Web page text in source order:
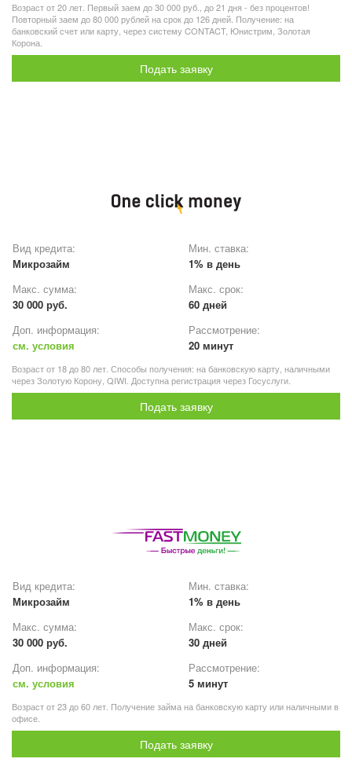
Возраст от 20 лет. Первый заем до 30 000 руб., до 21 дня - без процентов!
Повторный заем до 80 000 рублей на срок до 126 дней. Получение: на
банковский счет или карту, через систему CONTACT, Юнистрим, Золотая
Корона.
Подать заявку
Вид кредита:
Микрозайм
Мин. ставка:
1% в день
Макс. сумма:
30 000 руб.
Макс. срок:
60 дней
Доп. информация:
см. условия
Рассмотрение:
20 минут
Возраст от 18 до 80 лет. Способы получения: на банковскую карту, наличными
через Золотую Корону, QIWI. Доступна регистрация через Госуслуги.
Подать заявку
Вид кредита:
Микрозайм
Мин. ставка:
1% в день
Макс. сумма:
30 000 руб.
Макс. срок:
30 дней
Доп. информация:
см. условия
Рассмотрение:
5 минут
Возраст от 23 до 60 лет. Получение займа на банковскую карту или наличными в
офисе.
Подать заявку